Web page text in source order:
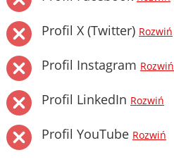
Profil X (Twitter) Rozwiń
Profil Instagram Rozwiń
Profil LinkedIn Rozwiń
Profil YouTube Rozwiń